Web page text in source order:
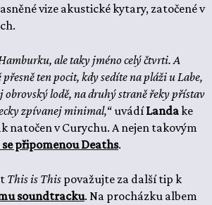
vize akustické kytary, zatočené v
ale taky jméno celý čtvrti. A
ten pocit, kdy sedíte na pláži u Labe,
obrovský lodě, na druhý straně řeky přístav
zpívanej minimal,“ uvádíLandake
natočen v Curychu. A nejen takovým
připomenou Deaths.
This is This považujte za další tip k
soundtracku. Na procházku albem